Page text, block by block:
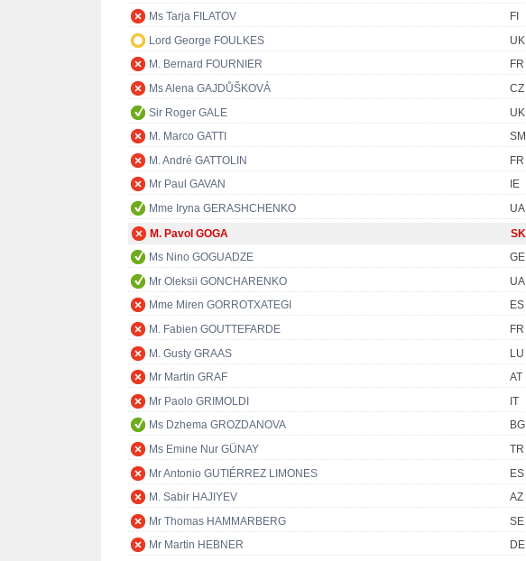
Ms Tarja FILATOV
FI
Lord George FOULKES
UK
M. Bernard FOURNIER
FR
Ms Alena GAJDŮŠKOVÁ
CZ
Sir Roger GALE
UK
M. Marco GATTI
SM
M. André GATTOLIN
FR
Mr Paul GAVAN
IE
Mme Iryna GERASHCHENKO
UA
M. Pavol GOGA
SK
Ms Nino GOGUADZE
GE
Mr Oleksii GONCHARENKO
UA
Mme Miren GORROTXATEGI
ES
M. Fabien GOUTTEFARDE
FR
M. Gusty GRAAS
LU
Mr Martin GRAF
AT
Mr Paolo GRIMOLDI
IT
Ms Dzhema GROZDANOVA
BG
Ms Emine Nur GÜNAY
TR
Mr Antonio GUTIÉRREZ LIMONES
ES
M. Sabir HAJIYEV
AZ
Mr Thomas HAMMARBERG
SE
Mr Martin HEBNER
DE